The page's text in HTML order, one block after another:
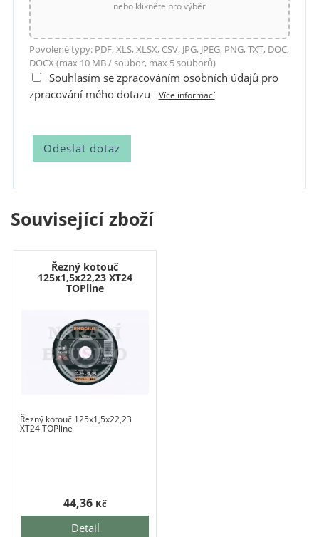
nebo klikněte pro výběr
Povolené typy: PDF, XLS, XLSX, CSV, JPG, JPEG, PNG, TXT, DOC,
DOCX (max 10 MB / soubor, max 5 souborů)
Souhlasím se zpracováním osobních údajů pro
zpracování mého dotazu
Více informací
Související zboží
Řezný kotouč
125x1,5x22,23 XT24
TOPline
Řezný kotouč 125x1,5x22,23
XT24 TOPline
Detail
44,36 Kč